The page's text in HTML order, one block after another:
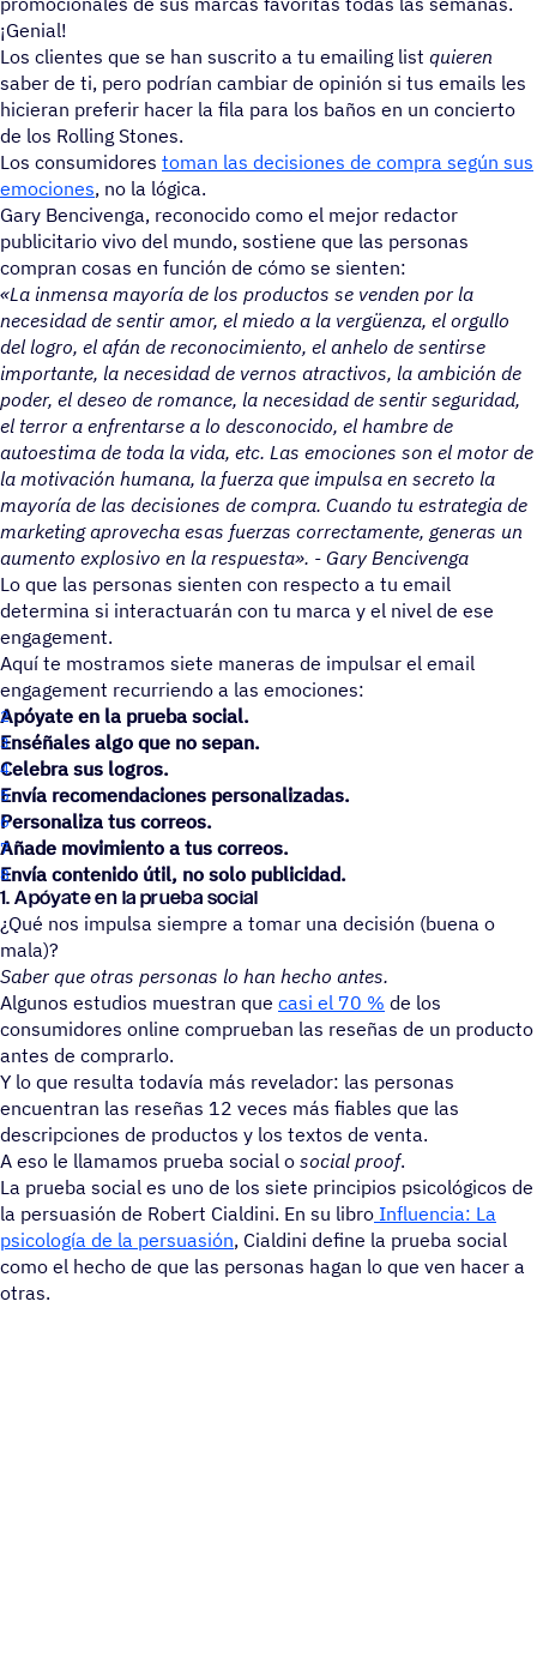
¡Genial!
Los clientes que se han suscrito a tu emailing list quieren
saber de ti, pero podrían cambiar de opinión si tus emails les
hicieran preferir hacer la fila para los baños en un concierto
de los Rolling Stones.
Los consumidores toman las decisiones de compra según sus
emociones, no la lógica.
Gary Bencivenga, reconocido como el mejor redactor
publicitario vivo del mundo, sostiene que las personas
compran cosas en función de cómo se sienten:
«La inmensa mayoría de los productos se venden por la
necesidad de sentir amor, el miedo a la vergüenza, el orgullo
del logro, el afán de reconocimiento, el anhelo de sentirse
importante, la necesidad de vernos atractivos, la ambición de
poder, el deseo de romance, la necesidad de sentir seguridad,
el terror a enfrentarse a lo desconocido, el hambre de
autoestima de toda la vida, etc. Las emociones son el motor de
la motivación humana, la fuerza que impulsa en secreto la
mayoría de las decisiones de compra. Cuando tu estrategia de
marketing aprovecha esas fuerzas correctamente, generas un
aumento explosivo en la respuesta». - Gary Bencivenga
Lo que las personas sienten con respecto a tu email
determina si interactuarán con tu marca y el nivel de ese
engagement.
Aquí te mostramos siete maneras de impulsar el email
engagement recurriendo a las emociones:
Apóyate en la prueba social.
Enséñales algo que no sepan.
Celebra sus logros.
Envía recomendaciones personalizadas.
Personaliza tus correos.
Añade movimiento a tus correos.
Envía contenido útil, no solo publicidad.
1.Apóyate en la prueba social
¿Qué nos impulsa siempre a tomar una decisión (buena o
mala)?
Saber que otras personas lo han hecho antes.
Algunos estudios muestran que casi el 70 % de los
consumidores online comprueban las reseñas de un producto
antes de comprarlo.
Y lo que resulta todavía más revelador: las personas
encuentran las reseñas 12 veces más fiables que las
descripciones de productos y los textos de venta.
A eso le llamamos prueba social o social proof.
La prueba social es uno de los siete principios psicológicos de
la persuasión de Robert Cialdini. En su libro Influencia: La
psicología de la persuasión, Cialdini define la prueba social
como el hecho de que las personas hagan lo que ven hacer a
otras.